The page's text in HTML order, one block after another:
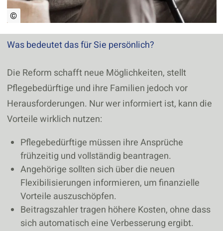
©
Was bedeutet das für Sie persönlich?
Die Reform schafft neue Möglichkeiten, stellt
Pflegebedürftige und ihre Familien jedoch vor
Herausforderungen. Nur wer informiert ist, kann die
Vorteile wirklich nutzen:
Pflegebedürftige müssen ihre Ansprüche
frühzeitig und vollständig beantragen.
Angehörige sollten sich über die neuen
Flexibilisierungen informieren, um finanzielle
Vorteile auszuschöpfen.
Beitragszahler tragen höhere Kosten, ohne dass
sich automatisch eine Verbesserung ergibt.